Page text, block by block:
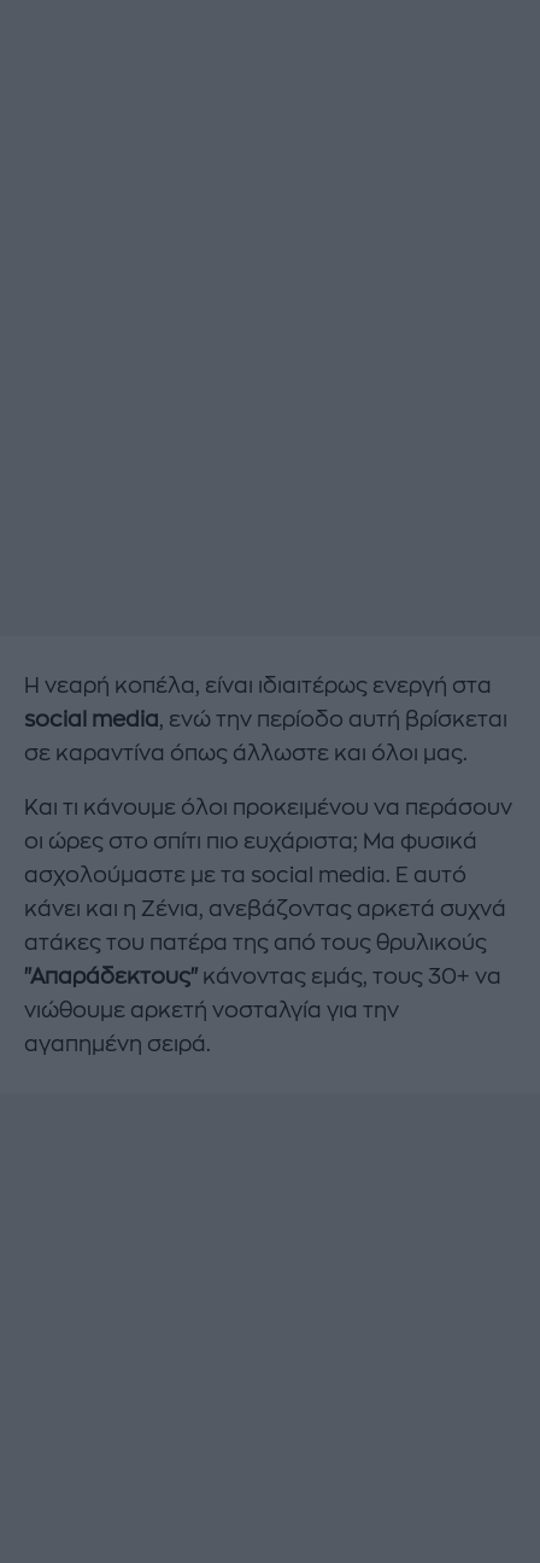
Η νεαρή κοπέλα, είναι ιδιαιτέρως ενεργή στα
social media, ενώ την περίοδο αυτή βρίσκεται
σε καραντίνα όπως άλλωστε και όλοι μας.
Και τι κάνουμε όλοι προκειμένου να περάσουν
οι ώρες στο σπίτι πιο ευχάριστα; Μα φυσικά
ασχολούμαστε με τα social media. Ε αυτό
κάνει και η Ζένια, ανεβάζοντας αρκετά συχνά
ατάκες του πατέρα της από τους θρυλικούς
"Απαράδεκτους" κάνοντας εμάς, τους 30+ να
νιώθουμε αρκετή νοσταλγία για την
αγαπημένη σειρά.